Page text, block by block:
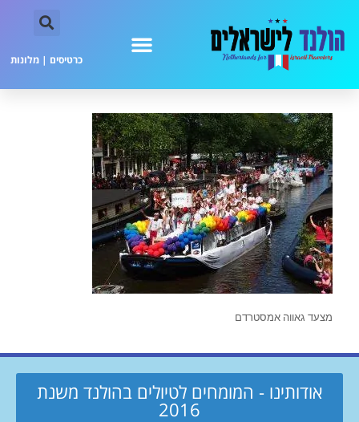
כרטיסים | מלונות
מצעד גאווה אמסטרדם
אודותינו - המומחים לטיולים בהולנד משנת
2016